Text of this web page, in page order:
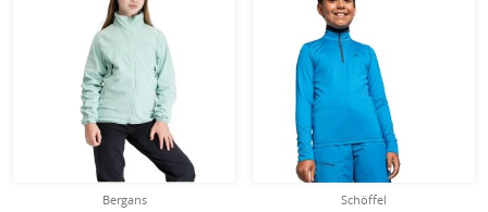
Bergans
Schöffel